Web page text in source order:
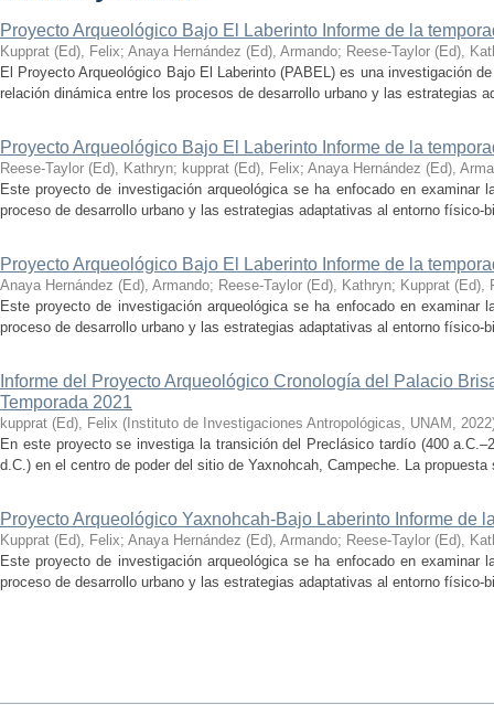
Proyecto Arqueológico Bajo El Laberinto Informe de la
Kupprat (Ed), Felix; Anaya Hernández (Ed), Armando; Reese-Taylor (Ed),
El Proyecto Arqueológico Bajo El Laberinto (PABEL) es una investigación
relación dinámica entre los procesos de desarrollo urbano y las estrategias
Proyecto Arqueológico Bajo El Laberinto Informe de la
Reese-Taylor (Ed), Kathryn; kupprat (Ed), Felix; Anaya Hernández (Ed),
Este proyecto de investigación arqueológica se ha enfocado en examinar
proceso de desarrollo urbano y las estrategias adaptativas al entorno físico-
Proyecto Arqueológico Bajo El Laberinto Informe de la
Anaya Hernández (Ed), Armando; Reese-Taylor (Ed), Kathryn; Kupprat (Ed),
Este proyecto de investigación arqueológica se ha enfocado en examinar
proceso de desarrollo urbano y las estrategias adaptativas al entorno físico-
Informe del Proyecto Arqueológico Cronología del Palacio
Temporada 2021
kupprat (Ed), Felix ( Instituto de Investigaciones Antropológicas, UNAM , 2022
En este proyecto se investiga la transición del Preclásico tardío (400
d.C.) en el centro de poder del sitio de Yaxnohcah, Campeche. La
Proyecto Arqueológico Yaxnohcah-Bajo Laberinto Informe de
Kupprat (Ed), Felix; Anaya Hernández (Ed), Armando; Reese-Taylor (Ed),
Este proyecto de investigación arqueológica se ha enfocado en examinar
proceso de desarrollo urbano y las estrategias adaptativas al entorno físico-